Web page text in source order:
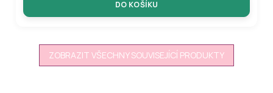
DO KOŠÍKU
ZOBRAZIT VŠECHNY SOUVISEJÍCÍ PRODUKTY